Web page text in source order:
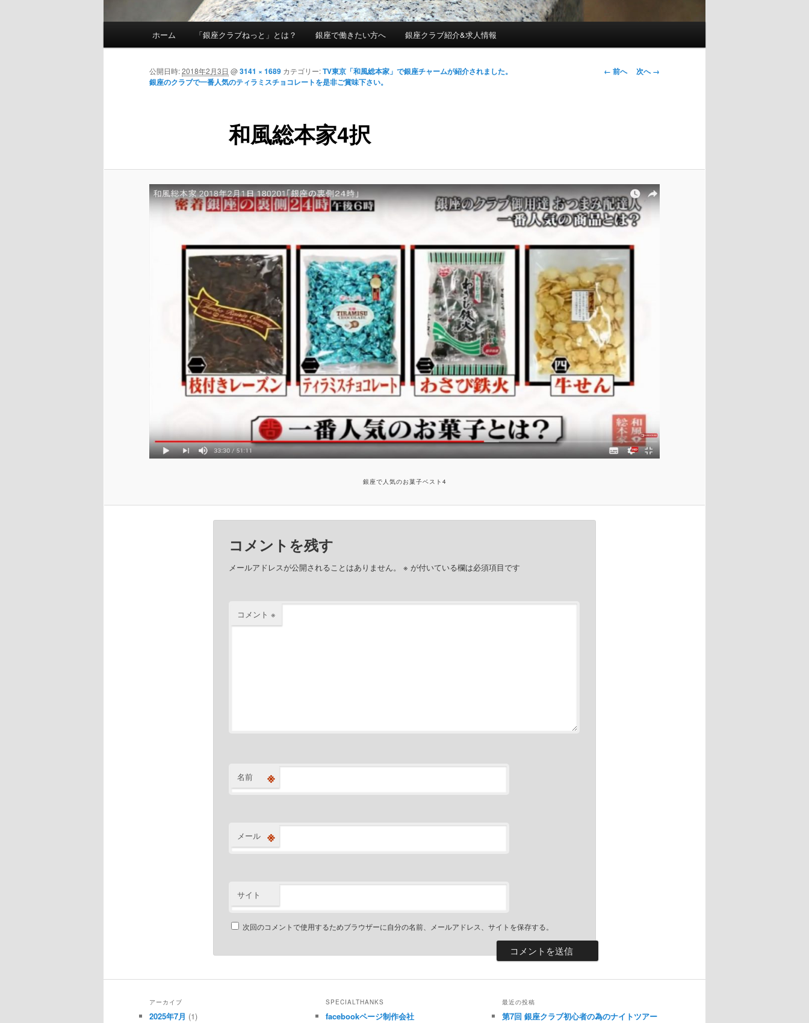
メインコンテンツへ移動
ホーム 「銀座クラブねっと」とは？ 銀座で働きたい方へ 銀座クラブ紹介&求人情報
画像ナビゲー
← 前へ 次へ →
和風総本家4択
公開日時:2018年2月3日 @3141 × 1689 カテゴリー:TV東京「和風総本家」で銀座チャームが紹介されました。
銀座のクラブで一番人気のティラミスチョコレートを是非ご賞味下さい。
銀座で人気のお菓子ベスト4
コメントを残す
メールアドレスが公開されることはありません。 ※ が付いている欄は必須項目です
コメント ※
名前 ※
メール ※
サイト
次回のコメントで使用するためブラウザーに自分の名前、メールアドレス、サイトを保存する。
アーカイブ
2025年7月 (1)
SPECIALTHANKS
facebookページ制作会社
最近の投稿
第7回 銀座クラブ初心者の為のナイトツアー